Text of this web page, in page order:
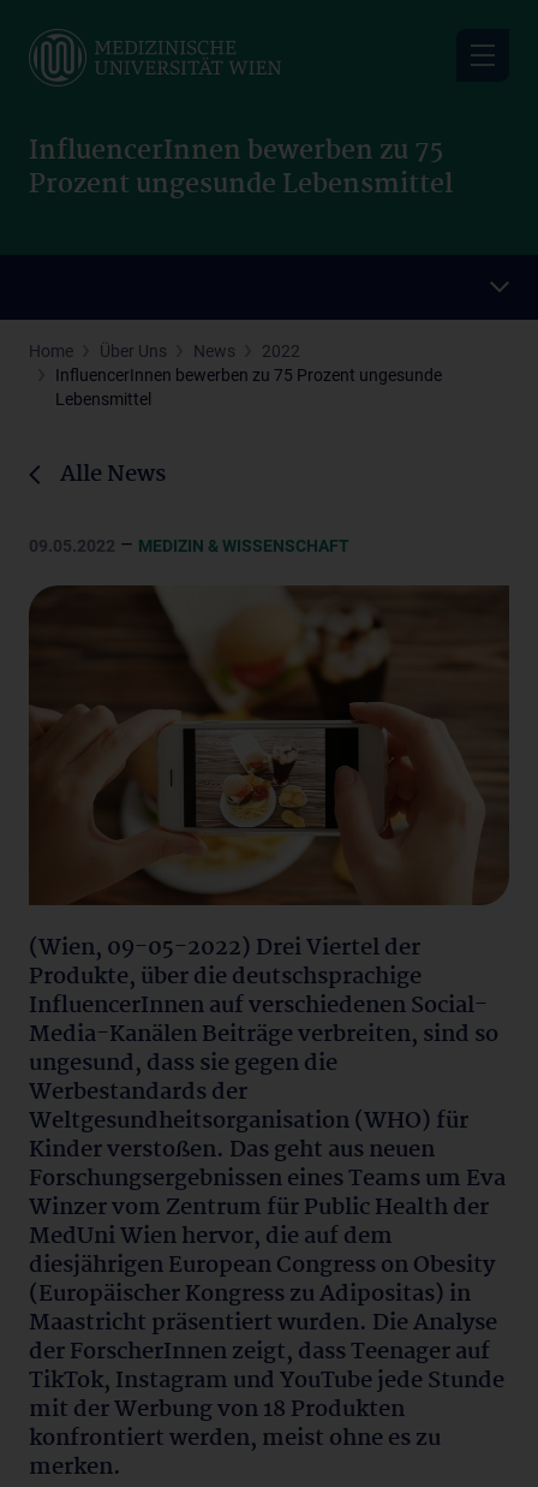
main
InfluencerInnen bewerben zu 75
Prozent ungesunde Lebensmittel
Home Über Uns News
2022
InfluencerInnen bewerben zu 75 Prozent ungesunde
Lebensmittel
Alle News
09.05.2022 – MEDIZIN & WISSENSCHAFT
(Wien, 09-05-2022) Drei Viertel der
Produkte, über die deutschsprachige
InfluencerInnen auf verschiedenen Social-
Media-Kanälen Beiträge verbreiten, sind so
ungesund, dass sie gegen die
Werbestandards der
Weltgesundheitsorganisation (WHO) für
Kinder verstoßen. Das geht aus neuen
Forschungsergebnissen eines Teams um Eva
Winzer vom Zentrum für Public Health der
MedUni Wien hervor, die auf dem
diesjährigen European Congress on Obesity
(Europäischer Kongress zu Adipositas) in
Maastricht präsentiert wurden. Die Analyse
der ForscherInnen zeigt, dass Teenager auf
TikTok, Instagram und YouTube jede Stunde
mit der Werbung von 18 Produkten
konfrontiert werden, meist ohne es zu
merken.